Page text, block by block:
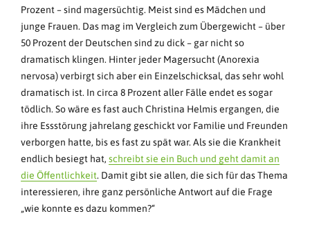
Prozent – sind magersüchtig. Meist sind es Mädchen und
junge Frauen. Das mag im Vergleich zum Übergewicht – über
50 Prozent der Deutschen sind zu dick – gar nicht so
dramatisch klingen. Hinter jeder Magersucht (Anorexia
nervosa) verbirgt sich aber ein Einzelschicksal, das sehr wohl
dramatisch ist. In circa 8 Prozent aller Fälle endet es sogar
tödlich. So wäre es fast auch Christina Helmis ergangen, die
ihre Essstörung jahrelang geschickt vor Familie und Freunden
verborgen hatte, bis es fast zu spät war. Als sie die Krankheit
endlich besiegt hat, schreibt sie ein Buch und geht damit an
die Öffentlichkeit. Damit gibt sie allen, die sich für das Thema
interessieren, ihre ganz persönliche Antwort auf die Frage
„wie konnte es dazu kommen?“